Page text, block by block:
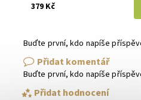
379 Kč
Buďte první, kdo napíše
Přidat komentář
Buďte první, kdo napíše
Přidat hodnocení